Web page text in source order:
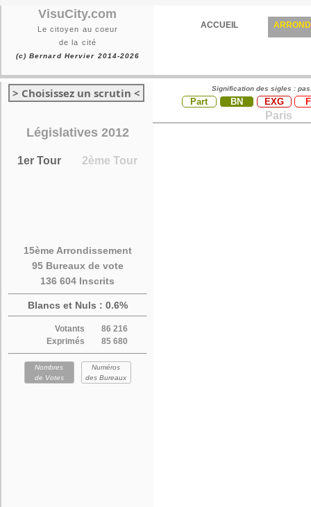
VisuCity.com
Le citoyen au coeur
de la cité
(c) Bernard Hervier 2014-2026
ACCUEIL
> Choisissez un scrutin <
Législatives 2012
1er Tour 2ème Tour
15ème Arrondissement
95 Bureaux de vote
136 604 Inscrits
Blancs et Nuls : 0.6%
Votants
86 216
Exprimés
85 680
Nombres
de Votes
Numéros
des Bureaux
Signification des sigles :
Part BN EXG
Paris